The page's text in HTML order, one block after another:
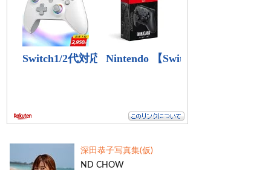
深田恭子写真集(仮)
ND CHOW